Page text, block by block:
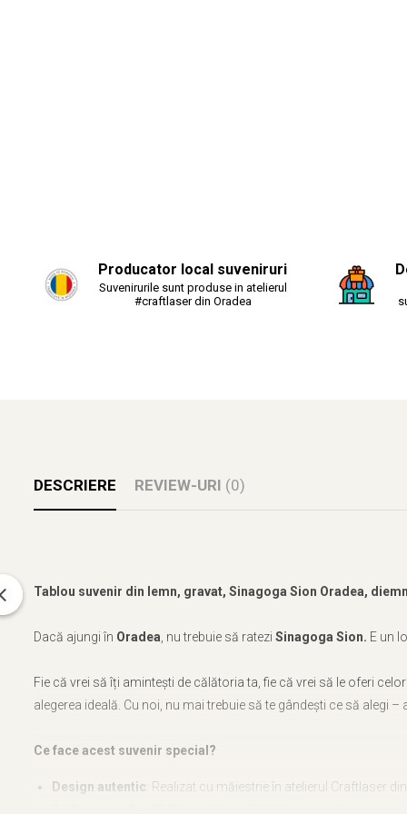
Producator local suveniruri
Suvenirurile sunt produse in atelierul
#craftlaser din Oradea
DESCRIERE REVIEW-URI (0)
Tablou suvenir din lemn, gravat, Sinagoga Sion Oradea,
Dacă ajungi în Oradea , nu trebuie să ratezi Sinagoga Sion. E un
Fie că vrei să îți amintești de călătoria ta, fie că vrei să le oferi
alegerea ideală. Cu noi, nu mai trebuie să te gândești ce să alegi
Ce face acest suvenir special?
Design autentic : Realizat cu măiestrie în atelierul Craftlaser